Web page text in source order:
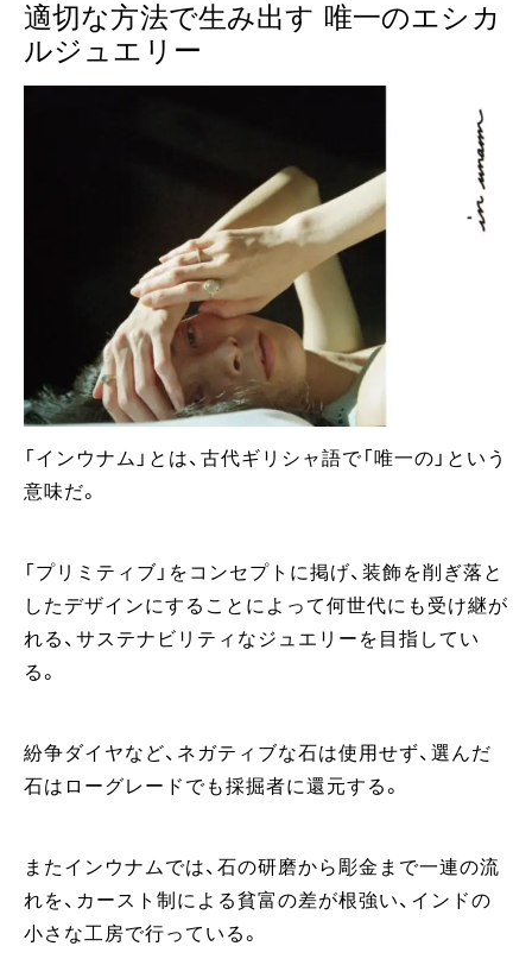
適切な方法で生み出す 唯一のエシカ
ルジュエリー
「インウナム」とは、古代ギリシャ語で「唯一の」という
意味だ。
「プリミティブ」をコンセプトに掲げ、装飾を削ぎ落と
したデザインにすることによって何世代にも受け継が
れる、サステナビリティなジュエリーを目指してい
る。
紛争ダイヤなど、ネガティブな石は使用せず、選んだ
石はローグレードでも採掘者に還元する。
またインウナムでは、石の研磨から彫金まで一連の流
れを、カースト制による貧富の差が根強い、インドの
小さな工房で行っている。